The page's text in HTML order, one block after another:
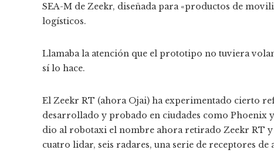
SEA-M de Zeekr, diseñada para «productos de
logísticos.
Llamaba la atención que el prototipo no tuviera
sí lo hace.
El Zeekr RT (ahora Ojai) ha experimentado cierto
desarrollado y probado en ciudades como Phoenix
dio al robotaxi el nombre ahora retirado Zeekr RT
cuatro lidar, seis radares, una serie de receptores